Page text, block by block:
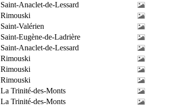
Saint-Anaclet-de-Lessard
Rimouski
Saint-Valérien
Saint-Eugène-de-Ladrière
Saint-Anaclet-de-Lessard
Rimouski
Rimouski
Rimouski
La Trinité-des-Monts
La Trinité-des-Monts